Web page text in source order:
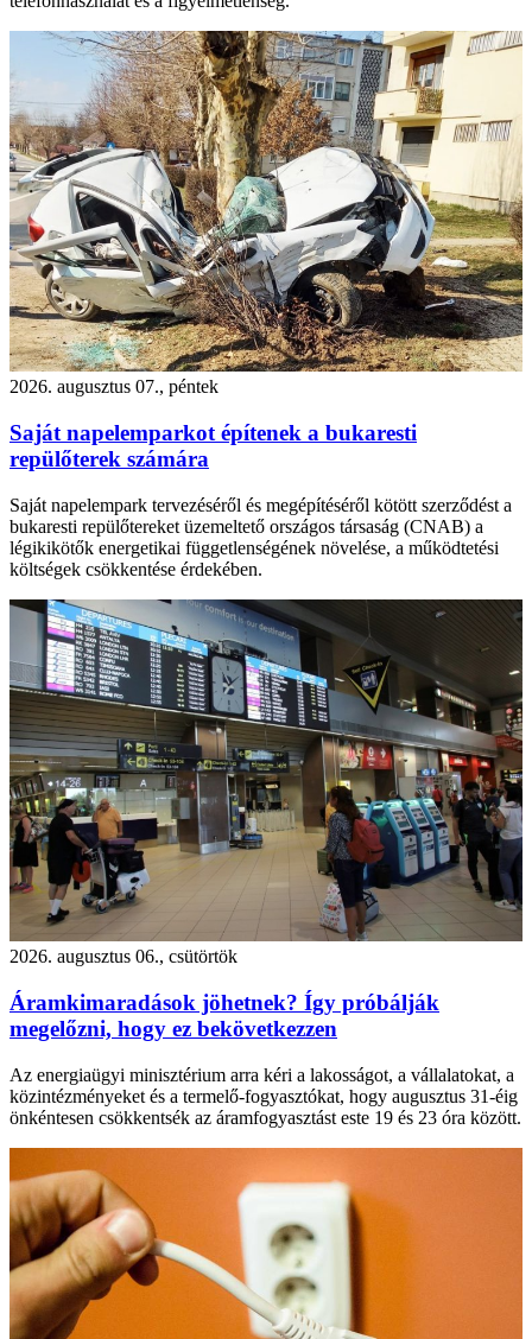
2026. augusztus 07., péntek
Saját napelemparkot építenek a bukaresti
repülőterek számára
Saját napelempark tervezéséről és megépítéséről kötött szerződést a
bukaresti repülőtereket üzemeltető országos társaság (CNAB) a
légikikötők energetikai függetlenségének növelése, a működtetési
költségek csökkentése érdekében.
2026. augusztus 06., csütörtök
Áramkimaradások jöhetnek? Így próbálják
megelőzni, hogy ez bekövetkezzen
Az energiaügyi minisztérium arra kéri a lakosságot, a vállalatokat, a
közintézményeket és a termelő-fogyasztókat, hogy augusztus 31-éig
önkéntesen csökkentsék az áramfogyasztást este 19 és 23 óra között.